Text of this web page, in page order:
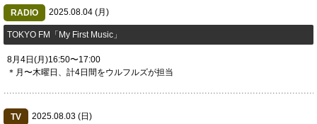
RADIO 2025.08.04 (月)
TOKYO FM「My First Music」
8月4日(月)16:50〜17:00
＊月〜木曜日、計4日間をウルフルズが担当
TV 2025.08.03 (日)